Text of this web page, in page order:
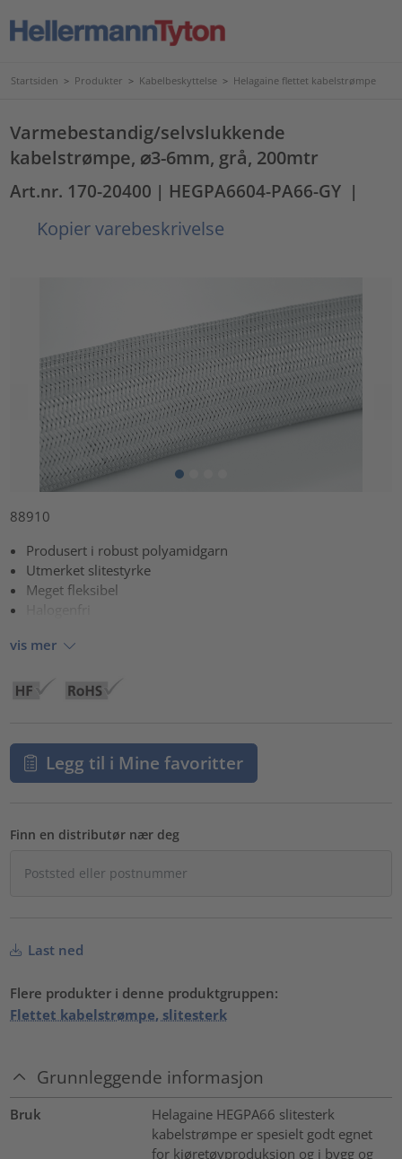
Startsiden > Produkter > Kabelbeskyttelse > Helagaine flettet kabelstrømpe
Varmebestandig/selvslukkende
kabelstrømpe, ⌀3-6mm, grå, 200mtr
Art.nr. 170-20400 | HEGPA6604-PA66-GY |
Kopier varebeskrivelse
88910
Produsert i robust polyamidgarn
Utmerket slitestyrke
Meget fleksibel
Halogenfri
vis mer
Legg til i Mine favoritter
Finn en distributør nær deg
Last ned
Flere produkter i denne produktgruppen:
Flettet kabelstrømpe, slitesterk
Grunnleggende informasjon
Bruk
Helagaine HEGPA66 slitesterk
kabelstrømpe er spesielt godt egnet
for kjøretøyproduksjon og i bygg og